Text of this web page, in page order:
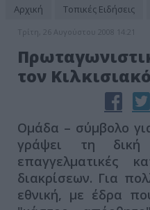
Αρχική Τοπικές Ειδήσεις
Τρίτη, 26 Αυγούστου 2008 14:21
τον Κιλκισιακό
Ομάδα – σύμβολο
γράψει τη δική
επαγγελματικές
διακρίσεων. Για
εθνική, με έδρα